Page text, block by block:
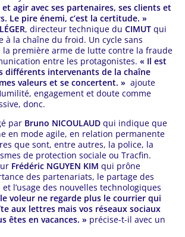
agir avec ses partenaires, ses clients et
Le pire énemi, c’est la certitude. »
, directeur technique du CIMUTqui
à la chaîne du froid. Un cycle sans
première arme de lutte contre la fraude
entre les protagonistes. « Il est
différents intervenants de la chaîne
valeurs et se concertent. » ajoute
engagement et doute comme
donc.
par Bruno NICOULAUDqui indique que
en mode agile, en relation permanente
que sont, entre autres, la police, la
de protection sociale ou Tracfin.
Frédéric NGUYEN KIM qui prône
des partenariats, le partage des
l’usage des nouvelles technologiques
voleur ne regarde plus le courrier qui
aux lettres mais vos réseaux sociaux
êtes en vacances. » précise-t-il avec un